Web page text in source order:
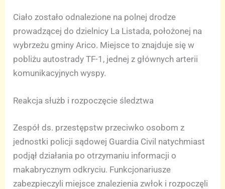
Ciało zostało odnalezione na polnej drodze
prowadzącej do dzielnicy La Listada, położonej na
wybrzeżu gminy Arico. Miejsce to znajduje się w
pobliżu autostrady TF-1, jednej z głównych arterii
komunikacyjnych wyspy.
Reakcja służb i rozpoczęcie śledztwa
Zespół ds. przestępstw przeciwko osobom z
jednostki policji sądowej Guardia Civil natychmiast
podjął działania po otrzymaniu informacji o
makabrycznym odkryciu. Funkcjonariusze
zabezpieczyli miejsce znalezienia zwłok i rozpoczęli